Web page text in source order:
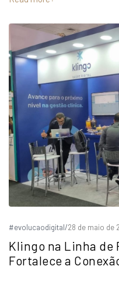
#evolucaodigital/28 de maio de
Klingo na Linha de
Fortalece a